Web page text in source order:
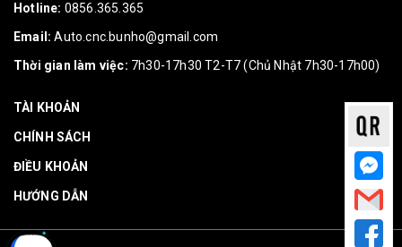
Hotline: 0856.365.365
Email: Auto.cnc.bunho@gmail.com
Thời gian làm việc: 7h30-17h30 T2-T7 (Chủ Nhật 7h30-17h00)
TÀI KHOẢN
CHÍNH SÁCH
ĐIỀU KHOẢN
HƯỚNG DẪN